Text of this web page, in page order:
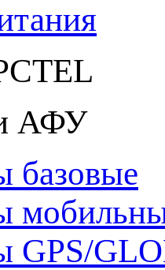
АФУ
базовые
GPS/